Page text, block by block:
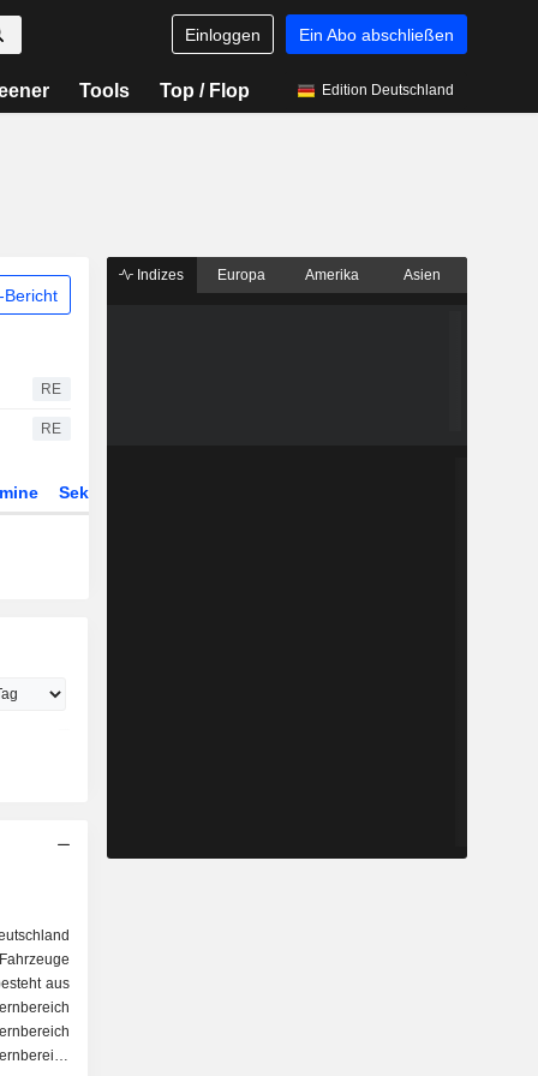
Einloggen Ein Abo abschließen
Tools Top / Flop Edition Deutschland
Bericht
RE
RE
Sektor
aus
Indizes Europa Amerika Asien